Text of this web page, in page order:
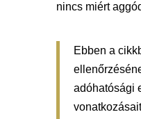
nincs miért
Ebben a
adóhatósági